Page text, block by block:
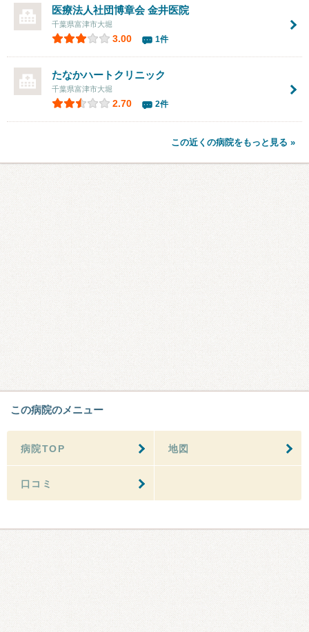
医療法人社団博章会 金井医院
千葉県富津市大堀
3.00 1件
たなかハートクリニック
千葉県富津市大堀
2.70 2件
この近くの病院をもっと見る »
この病院のメニュー
病院TOP 地図
口コミ